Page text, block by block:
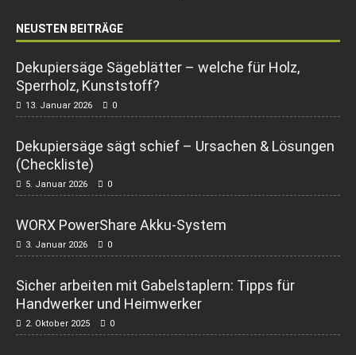
NEUSTEN BEITRÄGE
Dekupiersäge Sägeblätter – welche für Holz,
Sperrholz, Kunststoff?
13. Januar 2026 0
Dekupiersäge sägt schief – Ursachen & Lösungen
(Checkliste)
5. Januar 2026 0
WORX PowerShare Akku-System
3. Januar 2026 0
Sicher arbeiten mit Gabelstaplern: Tipps für
Handwerker und Heimwerker
2. Oktober 2025 0